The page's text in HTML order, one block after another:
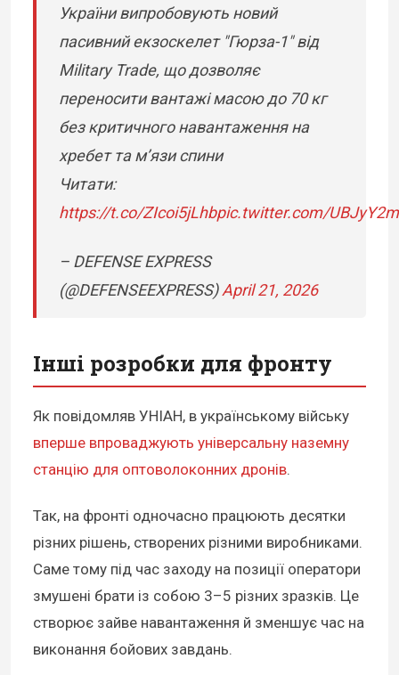
України випробовують новий
пасивний екзоскелет "Гюрза-1" від
Military Trade, що дозволяє
переносити вантажі масою до 70 кг
без критичного навантаження на
хребет та м’язи спини
Читати:
https://t.co/ZIcoi5jLhbpic.twitter.com/
– DEFENSE EXPRESS
(@DEFENSEEXPRESS)April 21, 2026
Інші розробки для фронту
Як повідомляв УНІАН, в українському війську
вперше впроваджують універсальну наземну
станцію для оптоволоконних дронів.
Так, на фронті одночасно працюють десятки
різних рішень, створених різними виробниками.
Саме тому під час заходу на позиції оператори
змушені брати із собою 3–5 різних зразків. Це
створює зайве навантаження й зменшує час на
виконання бойових завдань.